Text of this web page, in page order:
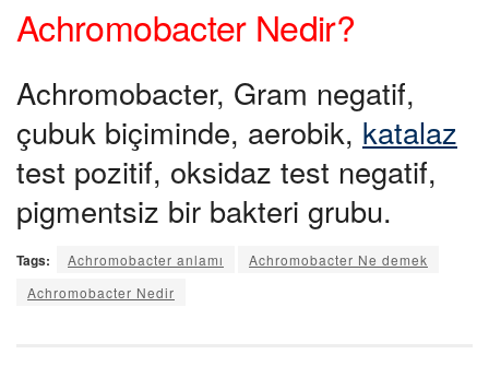
Achromobacter Nedir?
Achromobacter, Gram negatif,
çubuk biçiminde, aerobik, katalaz
test pozitif, oksidaz test negatif,
pigmentsiz bir bakteri grubu.
Tags: Achromobacter anlamı
Achromobacter Ne demek
Achromobacter Nedir